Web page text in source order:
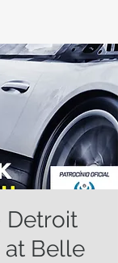
Detroit
at Belle